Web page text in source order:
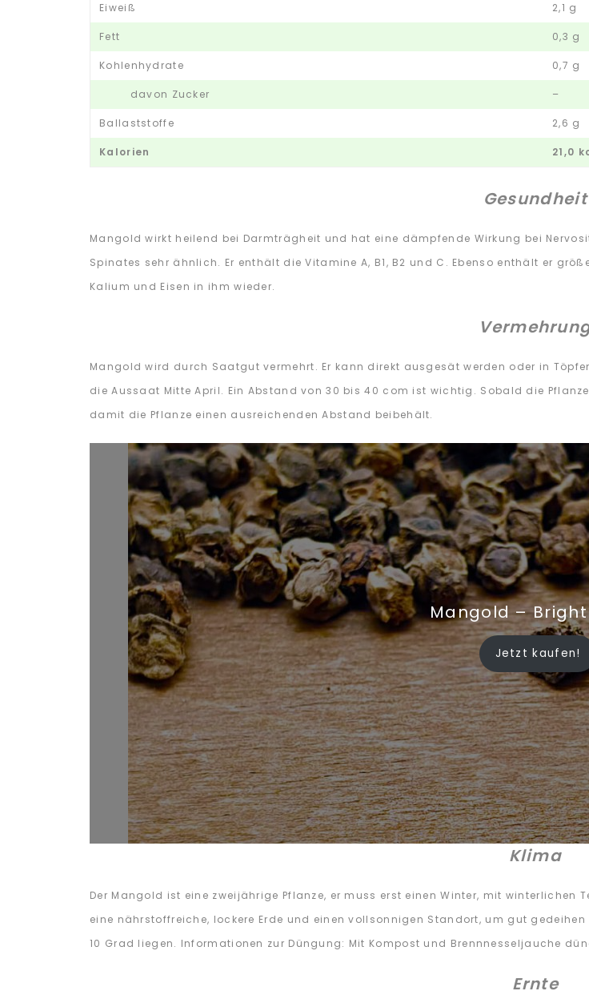
Eiweiß 2,1 g
Fett 0,3 g
Kohlenhydrate 0,7 g
davon Zucker –
Ballaststoffe 2,6 g
Kalorien 21,0
Gesundheit
Mangold wirkt heilend bei Darmträgheit und hat eine dämpfende Wirkung bei
Spinates sehr ähnlich. Er enthält die Vitamine A, B1, B2 und C. Ebenso enthält er
Kalium und Eisen in ihm wieder.
Mangold wird durch Saatgut vermehrt. Er kann direkt ausgesät werden oder in
die Aussaat Mitte April. Ein Abstand von 30 bis 40 com ist wichtig. Sobald die
damit die Pflanze einen ausreichenden Abstand beibehält.
Mangold –
Jetzt kaufen!
Klima
Der Mangold ist eine zweijährige Pflanze, er muss erst einen Winter, mit
eine nährstoffreiche, lockere Erde und einen vollsonnigen Standort, um gut
10 Grad liegen. Informationen zur Düngung: Mit Kompost und Brennnesseljauche
Ernte